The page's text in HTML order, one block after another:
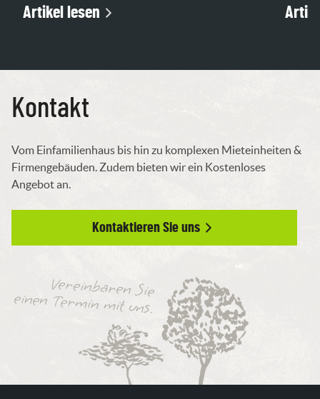
Artikel lesen
Kontakt
Vom Einfamilienhaus bis hin zu komplexen Mieteinheiten &
Firmengebäuden. Zudem bieten wir ein Kostenloses
Angebot an.
Kontaktieren Sie uns
Vereinbaren Sie
einen Termin mit uns.